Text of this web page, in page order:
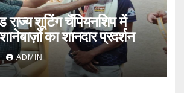
राज्य शूटिंग चैंपियनशिप में
का शानदार प्रदर्शन
ADMIN